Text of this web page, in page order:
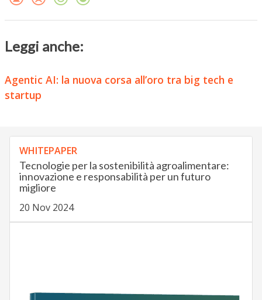
Leggi anche:
Agentic AI: la nuova corsa all’oro tra big tech e
startup
WHITEPAPER
Tecnologie per la sostenibilità agroalimentare:
innovazione e responsabilità per un futuro
migliore
20 Nov 2024